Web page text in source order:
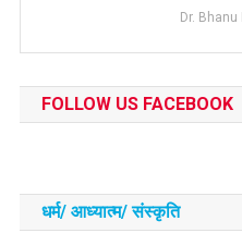
Dr.
FOLLOW US FACEBOOK
धर्म/ आध्‍यात्‍म/ संस्‍कृति